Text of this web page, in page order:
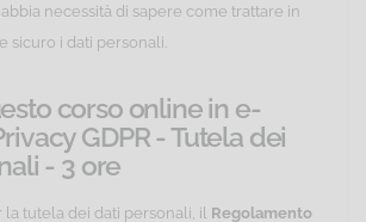
necessità di sapere come trattare in
sicuro i dati personali.
corso online in e-
GDPR - Tutela dei
- 3 ore
la tutela dei dati personali, il Regolamento